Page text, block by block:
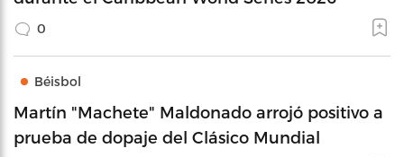
0
Béisbol
Martín "Machete" Maldonado arrojó positivo a
prueba de dopaje del Clásico Mundial